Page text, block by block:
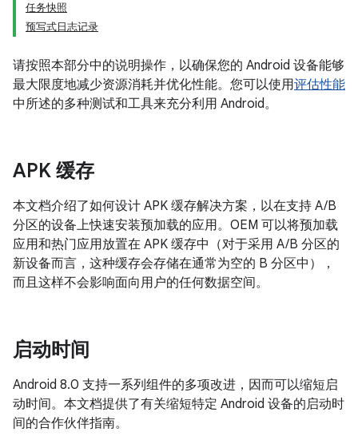
任务快照
预写式日志记录
请按照本部分中的说明操作，以确保您的 Android 设备能够
最大限度地减少资源消耗并优化性能。您可以使用评估性能
中所述的多种测试和工具来充分利用 Android。
APK 缓存
本文档介绍了如何设计 APK 缓存解决方案，以在支持 A/B
分区的设备上快速安装预加载的应用。OEM 可以将预加载
应用和热门应用放置在 APK 缓存中（对于采用 A/B 分区的
新设备而言，这种缓存会存储在通常为空的 B 分区中），
而且这样不会影响面向用户的任何数据空间。
启动时间
Android 8.0 支持一系列组件的多项改进，因而可以缩短启
动时间。本文档提供了有关缩短特定 Android 设备的启动时
间的合作伙伴指南。